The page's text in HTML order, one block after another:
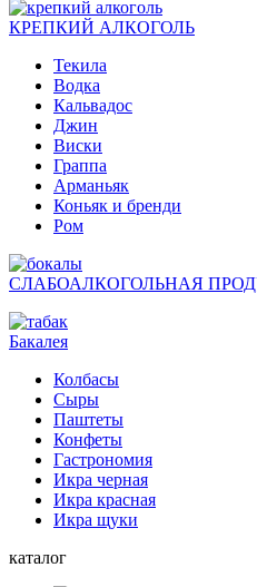
КРЕПКИЙ АЛКОГОЛЬ
Текила
Водка
Кальвадос
Джин
Виски
Граппа
Арманьяк
Коньяк и бренди
Ром
СЛАБОАЛКОГОЛЬНАЯ
Бакалея
Колбасы
Сыры
Паштеты
Конфеты
Гастрономия
Икра черная
Икра красная
Икра щуки
каталог